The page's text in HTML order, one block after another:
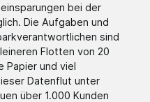
bei der
Die Aufgaben und
sind
Flotten von 20
Papier und viel
Datenflut unter
über 1.000 Kunden